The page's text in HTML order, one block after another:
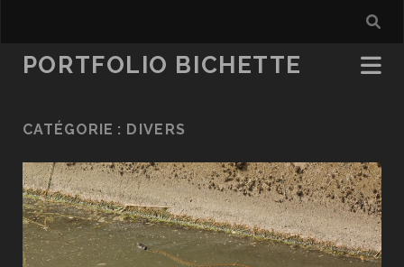
PORTFOLIO BICHETTE
CATÉGORIE : DIVERS